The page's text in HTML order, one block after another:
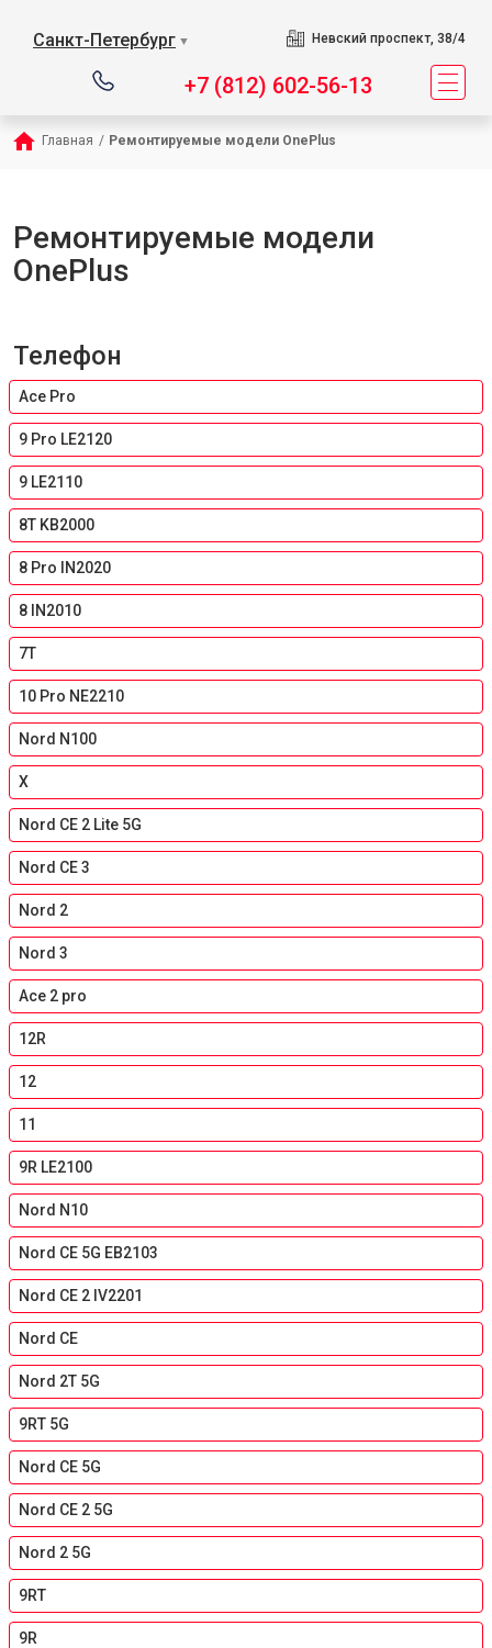
Санкт-Петербург ▼ Невский проспект, 38/4
+7 (812) 602-56-13
Главная / Ремонтируемые модели OnePlus
Ремонтируемые модели
OnePlus
Телефон
Ace Pro
9 Pro LE2120
9 LE2110
8T KB2000
8 Pro IN2020
8 IN2010
7T
10 Pro NE2210
Nord N100
X
Nord CE 2 Lite 5G
Nord CE 3
Nord 2
Nord 3
Ace 2 pro
12R
12
11
9R LE2100
Nord N10
Nord CE 5G EB2103
Nord CE 2 IV2201
Nord CE
Nord 2T 5G
9RT 5G
Nord CE 5G
Nord CE 2 5G
Nord 2 5G
9RT
9R